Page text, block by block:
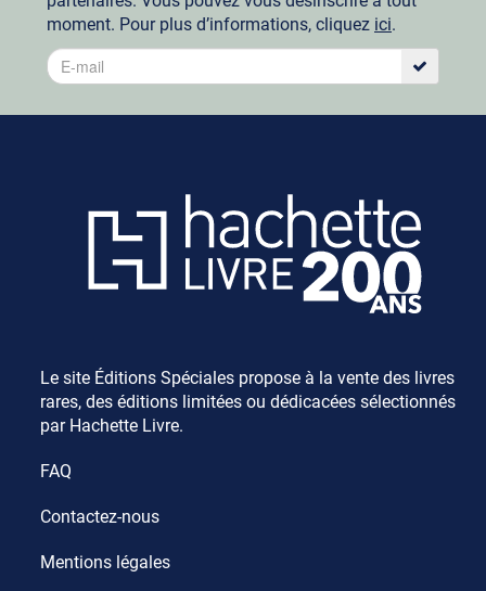
moment. Pour plus d’informations, cliquez ici.
Le site Éditions Spéciales propose à la vente des livres
rares, des éditions limitées ou dédicacées sélectionnés
par Hachette Livre.
FAQ
Contactez-nous
Mentions légales